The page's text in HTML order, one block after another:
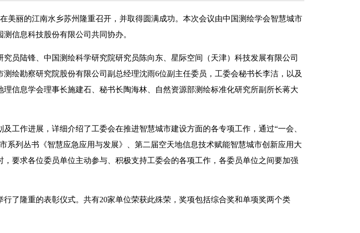
美丽的江南水乡苏州隆重召开，并取得圆满成功。本次会议由中国测绘学会智慧城市
信息科技股份有限公司共同协办。
员陆锋、中国测绘科学研究院研究员陈向东、星际空间（天津）科技发展有限公司
绘勘察研究院股份有限公司副总经理沈雨6位副主任委员，工委会秘书长李洁，以及
信息学会理事长施建石、秘书长陶海林、自然资源部测绘标准化研究所副所长蒋大
工作进展，详细介绍了工委会在推进智慧城市建设方面的各专项工作，通过“一会、
系列丛书《智慧应急应用与发展》、第二届空天地信息技术赋能智慧城市创新应用大
要求各位委员单位主动参与、积极支持工委会的各项工作，各委员单位之间要加强
了隆重的表彰仪式。共有20家单位荣获此殊荣，奖项包括综合奖和单项奖两个类